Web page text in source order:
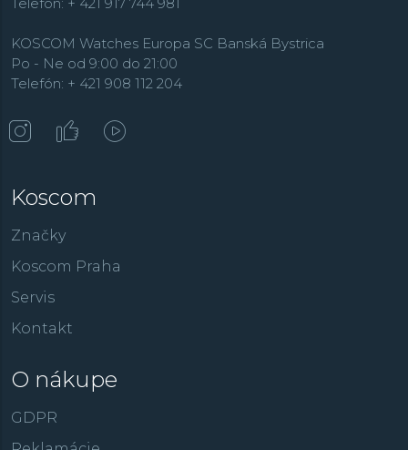
KOSCOM Watches Europa SC Banská Bystrica
Po - Ne od 9:00 do 21:00
Telefón: + 421 908 112 204
Koscom
Značky
Koscom Praha
Servis
Kontakt
O nákupe
GDPR